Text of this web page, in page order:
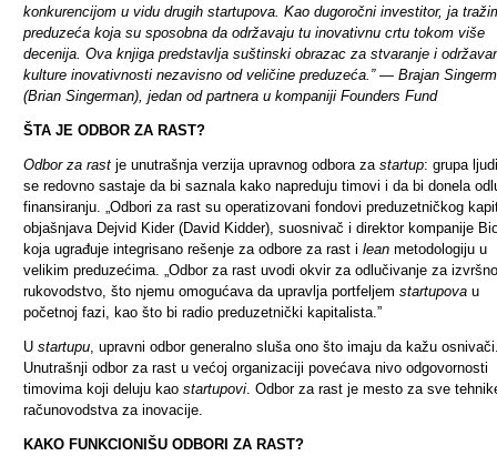
konkurencijom u vidu drugih startupova. Kao dugoročni investitor, ja
preduzeća koja su sposobna da održavaju tu inovativnu crtu tokom više
decenija. Ova knjiga predstavlja suštinski obrazac za stvaranje i
kulture inovativnosti nezavisno od veličine preduzeća.” — Brajan
(Brian Singerman), jedan od partnera u kompaniji Founders Fund
ŠTA JE ODBOR ZA RAST?
Odbor za rast je unutrašnja verzija upravnog odbora za startup: grupa
se redovno sastaje da bi saznala kako napreduju timovi i da bi donela
finansiranju. „Odbori za rast su operatizovani fondovi preduzetničkog
objašnjava Dejvid Kider (David Kidder), suosnivač i direktor kompanije
koja ugrađuje integrisano rešenje za odbore za rast i lean metodologiju u
velikim preduzećima. „Odbor za rast uvodi okvir za odlučivanje za izvršno
rukovodstvo, što njemu omogućava da upravlja portfeljem startupova u
početnoj fazi, kao što bi radio preduzetnički kapitalista.”
U startupu, upravni odbor generalno sluša ono što imaju da kažu
Unutrašnji odbor za rast u većoj organizaciji povećava nivo odgovornosti
timovima koji deluju kao startupovi. Odbor za rast je mesto za sve
računovodstva za inovacije.
KAKO FUNKCIONIŠU ODBORI ZA RAST?